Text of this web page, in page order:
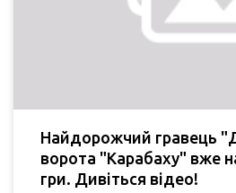
Найдорожчий гравець
ворота "Карабаху" вже
гри. Дивіться відео!